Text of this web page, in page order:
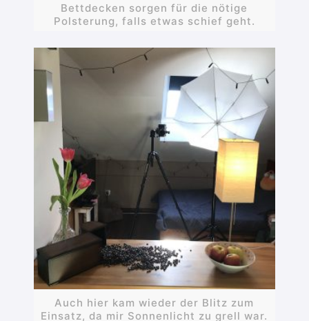
Bettdecken sorgen für die nötige
Polsterung, falls etwas schief geht.
Auch hier kam wieder der Blitz zum
Einsatz, da mir Sonnenlicht zu grell war.